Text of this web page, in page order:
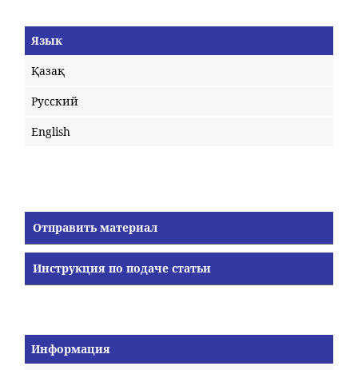
Язык
Қазақ
Русский
English
Отправить материал
Инструкция по подаче статьи
Информация